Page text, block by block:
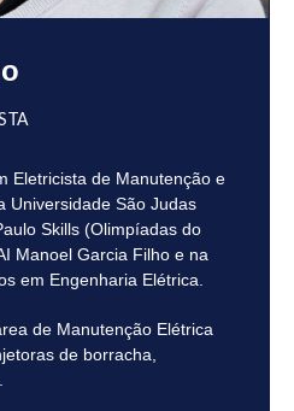
Eletricista de Manutenção e
Universidade São Judas
Skills (Olimpíadas do
Manoel Garcia Filho e na
em Engenharia Elétrica.
de Manutenção Elétrica
de borracha,